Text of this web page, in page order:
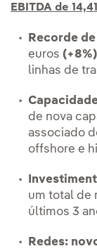
EBITDA de
Recorde
euros (+8%)
linhas de
de nova
associado
offshore e
um total de
últimos 3
Redes: